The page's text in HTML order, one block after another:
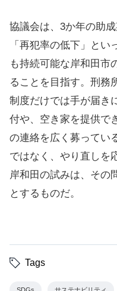
協議会は、3か年の助
「再犯率の低下」と
も持続可能な岸和田市
ることを目指す。刑務
制度だけでは手が届き
付や、空き家を提供で
の連絡を広く募ってい
ではなく、やり直しを
岸和田の試みは、その
とするものだ。
Tags